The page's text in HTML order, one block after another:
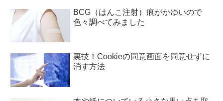
BCG（はんこ注射）痕がかゆいので
色々調べてみました
裏技！Cookieの同意画面を同意せずに
消す方法